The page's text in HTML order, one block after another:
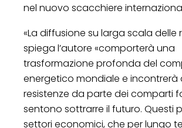
nel nuovo scacchiere
«La diffusione su larga scala delle
spiega l’autore «comporterà una
trasformazione profonda del
energetico mondiale e incontrerà
resistenze da parte dei comparti
sentono sottrarre il futuro. Questi
settori economici, che per lungo